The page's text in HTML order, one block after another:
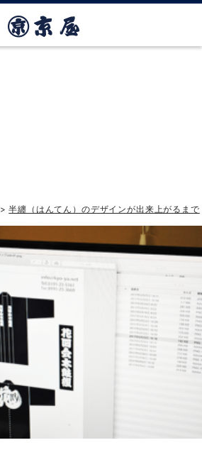
>半纏（はんてん）のデザインが出来上がるまで